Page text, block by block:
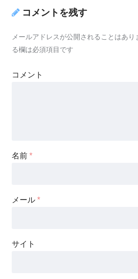
コメントを残す
メールアドレスが公開されることはあり
る欄は必須項目です
コメント
名前 *
メール *
サイト